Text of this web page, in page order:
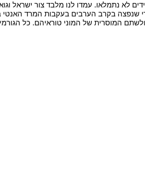
לא נתמלאו. עמדו לנו מלבד צור ישראל
בקרב הערבים בעקבות המרד האנטי
של המוני טוראיהם. כל הגורמים